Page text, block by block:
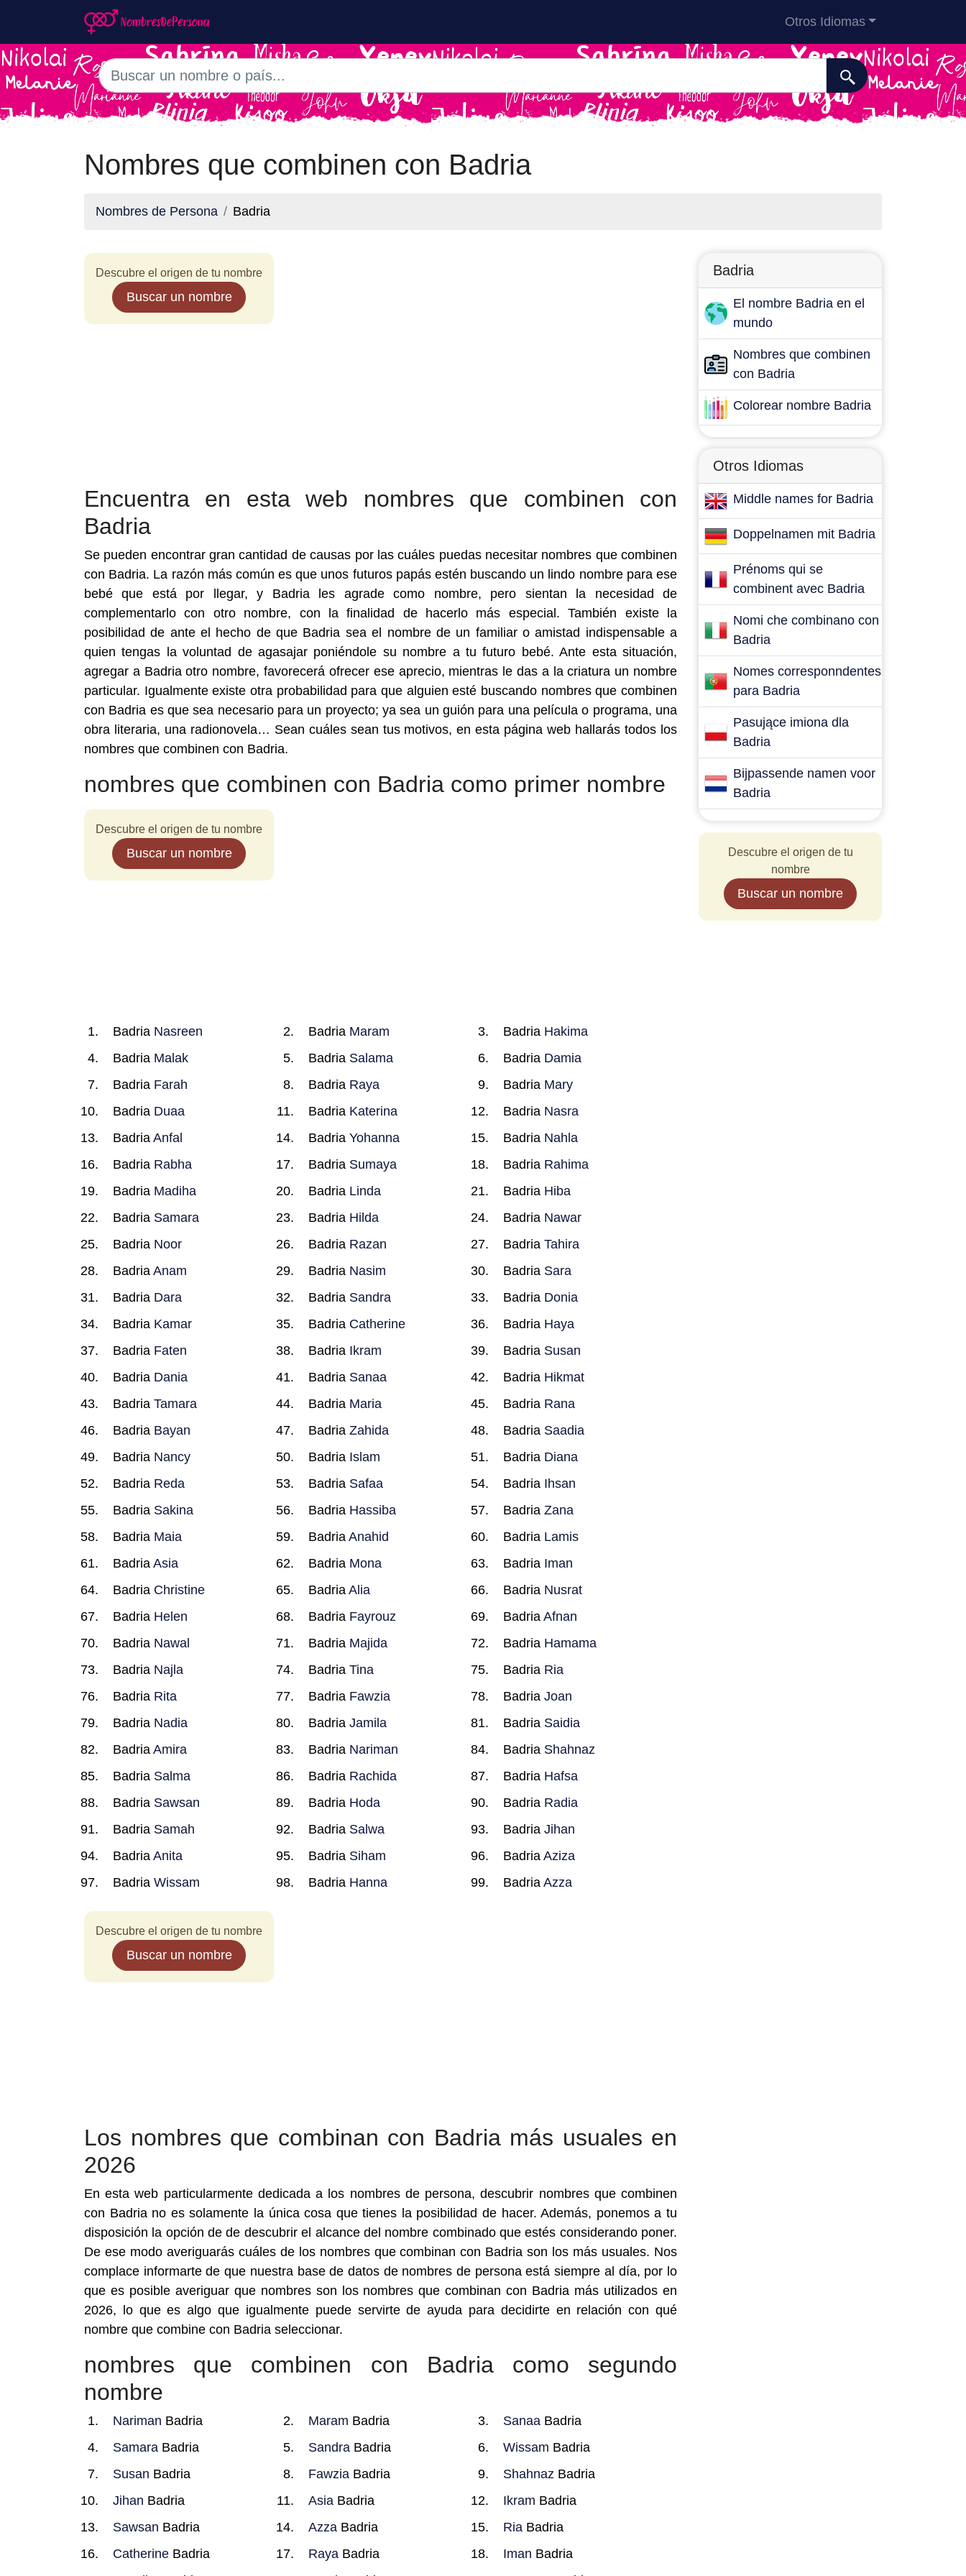
Otros Idiomas
Nombres que combinen con Badria
Nombres de Persona Badria
Descubre el origen de tu nombre
Buscar un nombre
Encuentra en esta web nombres que combinen con
Badria
Se pueden encontrar gran cantidad de causas por las cuáles puedas necesitar nombres que combinen
con Badria. La razón más común es que unos futuros papás estén buscando un lindo nombre para ese
bebé que está por llegar, y Badria les agrade como nombre, pero sientan la necesidad de
complementarlo con otro nombre, con la finalidad de hacerlo más especial. También existe la
posibilidad de ante el hecho de que Badria sea el nombre de un familiar o amistad indispensable a
quien tengas la voluntad de agasajar poniéndole su nombre a tu futuro bebé. Ante esta situación,
agregar a Badria otro nombre, favorecerá ofrecer ese aprecio, mientras le das a la criatura un nombre
particular. Igualmente existe otra probabilidad para que alguien esté buscando nombres que combinen
con Badria es que sea necesario para un proyecto; ya sea un guión para una película o programa, una
obra literaria, una radionovela… Sean cuáles sean tus motivos, en esta página web hallarás todos los
nombres que combinen con Badria.
nombres que combinen con Badria como primer nombre
Descubre el origen de tu nombre
Buscar un nombre
Badria Nasreen Badria Maram Badria Hakima
Badria Malak Badria Salama Badria Damia
Badria Farah Badria Raya Badria Mary
Badria Duaa Badria Katerina Badria Nasra
Badria Anfal Badria Yohanna Badria Nahla
Badria Rabha Badria Sumaya Badria Rahima
Badria Madiha Badria Linda Badria Hiba
Badria Samara Badria Hilda Badria Nawar
Badria Noor Badria Razan BadriaTahira
Badria Anam Badria Nasim Badria Sara
Badria Dara Badria Sandra Badria Donia
Badria Kamar Badria Catherine Badria Haya
Badria Faten Badria Ikram Badria Susan
Badria Dania Badria Sanaa Badria Hikmat
Badria Tamara Badria Maria Badria Rana
Badria Bayan Badria Zahida Badria Saadia
Badria Nancy Badria Islam Badria Diana
Badria Reda Badria Safaa Badria Ihsan
Badria Sakina Badria Hassiba BadriaZana
Badria Maia Badria Anahid Badria Lamis
Badria Asia Badria Mona Badria Iman
Badria Christine Badria Alia Badria Nusrat
Badria Helen Badria Fayrouz BadriaAfnan
Badria Nawal Badria Majida Badria Hamama
Badria Najla Badria Tina Badria Ria
Badria Rita Badria Fawzia BadriaJoan
Badria Nadia Badria Jamila Badria Saidia
Badria Amira Badria Nariman Badria Shahnaz
Badria Salma Badria Rachida Badria Hafsa
Badria Sawsan Badria Hoda Badria Radia
Badria Samah Badria Salwa BadriaJihan
Badria Anita Badria Siham BadriaAziza
Badria Wissam Badria Hanna BadriaAzza
Descubre el origen de tu nombre
Buscar un nombre
Los nombres que combinan con Badria más usuales en
2026
En esta web particularmente dedicada a los nombres de persona, descubrir nombres que combinen
con Badria no es solamente la única cosa que tienes la posibilidad de hacer. Además, ponemos a tu
disposición la opción de de descubrir el alcance del nombre combinado que estés considerando poner.
De ese modo averiguarás cuáles de los nombres que combinan con Badria son los más usuales. Nos
complace informarte de que nuestra base de datos de nombres de persona está siempre al día, por lo
que es posible averiguar que nombres son los nombres que combinan con Badria más utilizados en
2026, lo que es algo que igualmente puede servirte de ayuda para decidirte en relación con qué
nombre que combine con Badria seleccionar.
nombres que combinen con Badria como segundo
nombre
Nariman Badria Maram Badria Sanaa Badria
Samara Badria SandraBadria Wissam Badria
Susan Badria FawziaBadria Shahnaz Badria
Jihan Badria AsiaBadria Ikram Badria
Sawsan Badria AzzaBadria Ria Badria
Catherine Badria RayaBadria Iman Badria
Badria
El nombre Badria en el
mundo
Nombres que combinen
con Badria
Colorear nombre Badria
Otros Idiomas
Middle names for Badria
Doppelnamen mit Badria
Prénoms qui se
combinent avec Badria
Nomi che combinano con
Badria
Nomes corresponndentes
para Badria
Pasujące imiona dla
Badria
Bijpassende namen voor
Badria
Descubre el origen de tu
nombre
Buscar un nombre